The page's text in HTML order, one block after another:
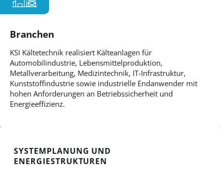
Branchen
KSI Kältetechnik realisiert Kälteanlagen für
Automobilindustrie, Lebensmittelproduktion,
Metallverarbeitung, Medizintechnik, IT-Infrastruktur,
Kunststoffindustrie sowie industrielle Endanwender mit
hohen Anforderungen an Betriebssicherheit und
Energieeffizienz.
SYSTEMPLANUNG UND
ENERGIESTRUKTUREN